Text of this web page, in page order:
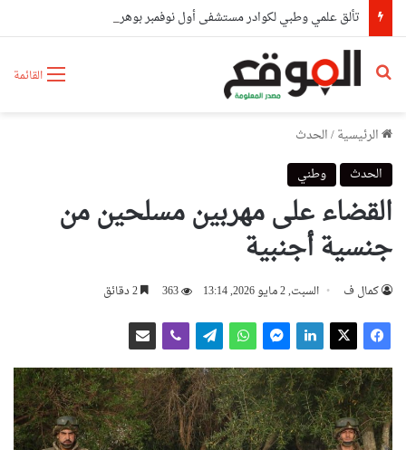
القائمة بحث عن
الرئيسية/الحدث
الحدث
وطني
القضاء على مهربين مسلحين من
جنسية أجنبية
كمال ف السبت, 2 مايو 2026, 13:14 363